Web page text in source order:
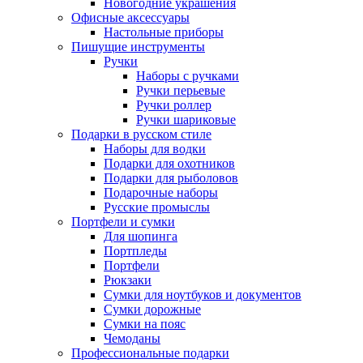
Новогодние украшения
Офисные аксессуары
Настольные приборы
Пишущие инструменты
Ручки
Наборы с ручками
Ручки перьевые
Ручки роллер
Ручки шариковые
Подарки в русском стиле
Наборы для водки
Подарки для охотников
Подарки для рыболовов
Подарочные наборы
Русские промыслы
Портфели и сумки
Для шопинга
Портпледы
Портфели
Рюкзаки
Сумки для ноутбуков и документов
Сумки дорожные
Сумки на пояс
Чемоданы
Профессиональные подарки